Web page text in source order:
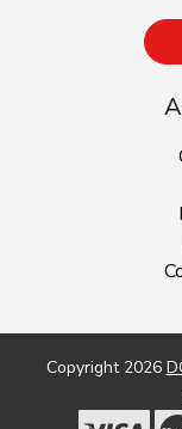
Copyright 2026